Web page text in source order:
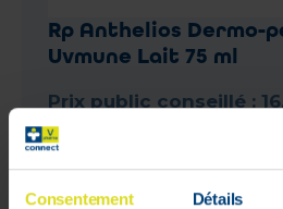
Consentement Détails
Rp Anthelios Dermo-
Uvmune Lait 75 ml
Prix public conseillé : 16
11